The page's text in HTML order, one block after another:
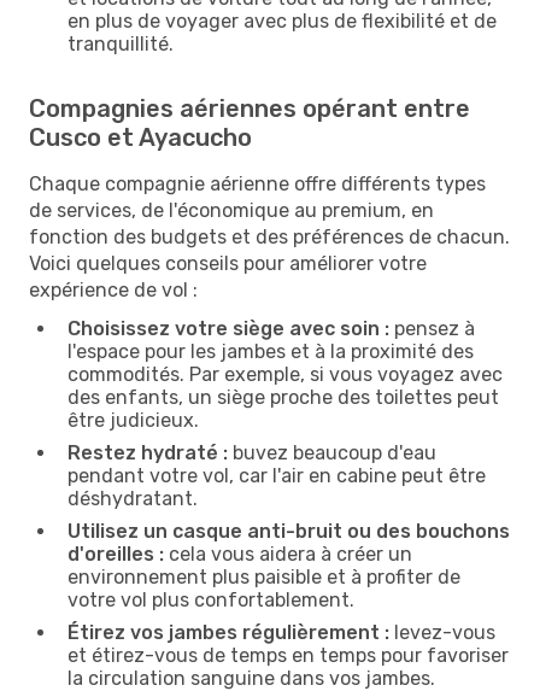
en plus de voyager avec plus de flexibilité et de
tranquillité.
Compagnies aériennes opérant entre
Cusco et Ayacucho
Chaque compagnie aérienne offre différents types
de services, de l'économique au premium, en
fonction des budgets et des préférences de chacun.
Voici quelques conseils pour améliorer votre
expérience de vol :
Choisissez votre siège avec soin : pensez à
l'espace pour les jambes et à la proximité des
commodités. Par exemple, si vous voyagez avec
des enfants, un siège proche des toilettes peut
être judicieux.
Restez hydraté : buvez beaucoup d'eau
pendant votre vol, car l'air en cabine peut être
déshydratant.
Utilisez un casque anti-bruit ou des bouchons
d'oreilles : cela vous aidera à créer un
environnement plus paisible et à profiter de
votre vol plus confortablement.
Étirez vos jambes régulièrement : levez-vous
et étirez-vous de temps en temps pour favoriser
la circulation sanguine dans vos jambes.